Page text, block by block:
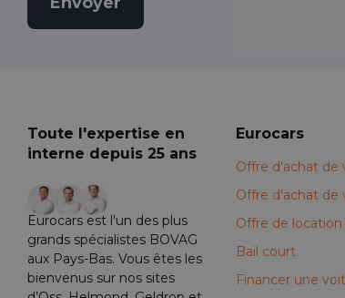
Toute l'expertise en
interne depuis 25 ans
Eurocars est l'un des plus
grands spécialistes BOVAG
aux Pays-Bas. Vous êtes les
bienvenus sur nos sites
Eurocars
Offre d'achat de
Offre d'achat de
Offre de
Bail court
Financer une